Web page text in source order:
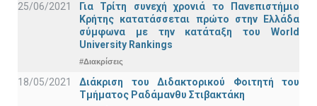
25/06/2021
Για Τρίτη συνεχή χρονιά το Πανεπιστήμιο
Κρήτης κατατάσσεται πρώτο στην Ελλάδα
σύμφωνα με την κατάταξη του World
University Rankings
#Διακρίσεις
18/05/2021
Διάκριση του Διδακτορικού Φοιτητή του
Τμήματος Ραδάμανθυ Στιβακτάκη